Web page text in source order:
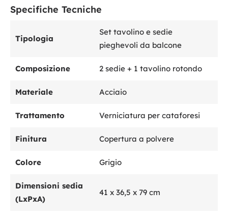
Specifiche Tecniche
Tipologia
Set tavolino e sedie
pieghevoli da balcone
Composizione 2 sedie + 1 tavolino rotondo
Materiale Acciaio
Trattamento Verniciatura per cataforesi
Finitura Copertura a polvere
Colore Grigio
Dimensioni sedia
(LxPxA)
41 x 36,5 x 79 cm